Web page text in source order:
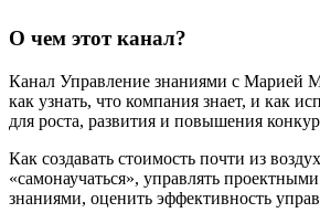
О чем этот канал?
Канал Управление знаниями с Марией
как узнать, что компания знает, и как
для роста, развития и повышения
Как создавать стоимость почти из
«самонаучаться», управлять
знаниями, оценить эффективность